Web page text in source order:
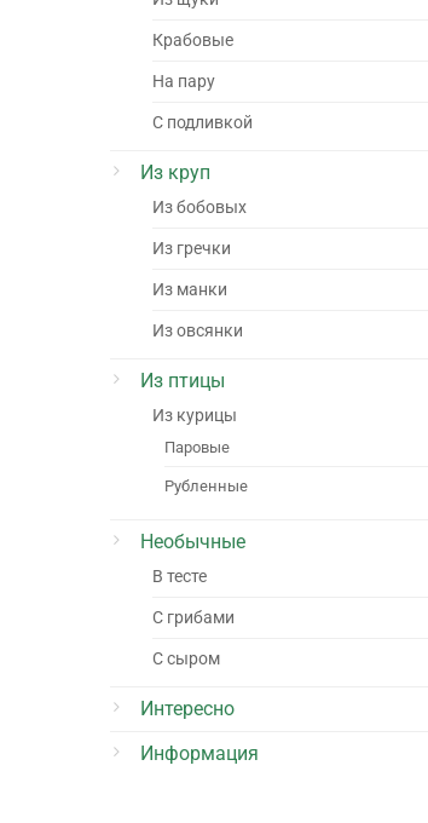
Крабовые
На пару
С подливкой
Из круп
Из бобовых
Из гречки
Из манки
Из овсянки
Из птицы
Из курицы
Паровые
Рубленные
Необычные
В тесте
С грибами
С сыром
Интересно
Информация